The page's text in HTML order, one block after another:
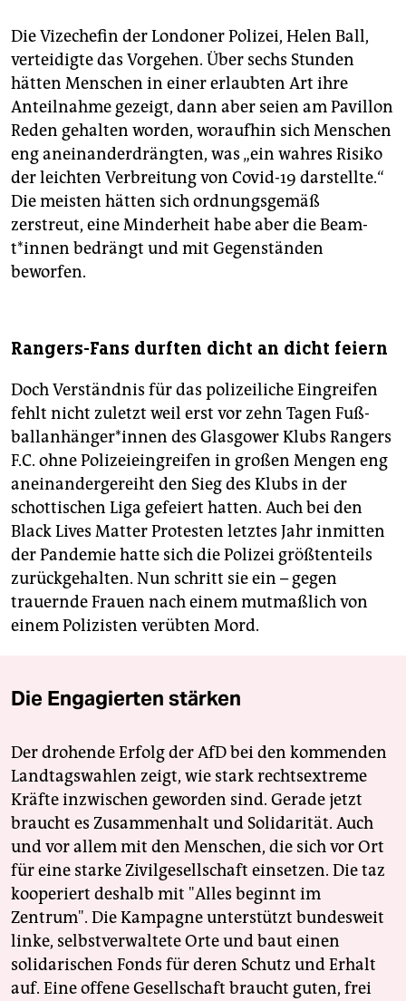
Die Vizechefin der Londoner Polizei, Helen Ball,
verteidigte das Vorgehen. Über sechs Stunden
hätten Menschen in einer erlaubten Art ihre
Anteilnahme gezeigt, dann aber seien am Pavillon
Reden gehalten worden, woraufhin sich Menschen
eng aneinanderdrängten, was „ein wahres Risiko
der leichten Verbreitung von Covid-19 darstellte.“
Die meisten hätten sich ordnungsgemäß
zerstreut, eine Minderheit habe aber die Be­am­
t*in­nen bedrängt und mit Gegenständen
beworfen.
Rangers-Fans durften dicht an dicht feiern
Doch Verständnis für das polizeiliche Eingreifen
fehlt nicht zuletzt weil erst vor zehn Tagen Fuß­
ball­an­hän­ge­r*in­nen des Glasgower Klubs Rangers
F.C. ohne Polizeieingreifen in großen Mengen eng
aneinandergereiht den Sieg des Klubs in der
schottischen Liga gefeiert hatten. Auch bei den
Black Lives Matter Protesten letztes Jahr inmitten
der Pandemie hatte sich die Polizei größtenteils
zurückgehalten. Nun schritt sie ein – gegen
trauernde Frauen nach einem mutmaßlich von
einem Polizisten verübten Mord.
Die Engagierten stärken
Der drohende Erfolg der AfD bei den kommenden
Landtagswahlen zeigt, wie stark rechtsextreme
Kräfte inzwischen geworden sind. Gerade jetzt
braucht es Zusammenhalt und Solidarität. Auch
und vor allem mit den Menschen, die sich vor Ort
für eine starke Zivilgesellschaft einsetzen. Die taz
kooperiert deshalb mit "Alles beginnt im
Zentrum". Die Kampagne unterstützt bundesweit
linke, selbstverwaltete Orte und baut einen
solidarischen Fonds für deren Schutz und Erhalt
auf. Eine offene Gesellschaft braucht guten, frei